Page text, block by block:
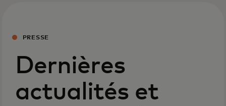
PRESSE
Dernières
actualités et